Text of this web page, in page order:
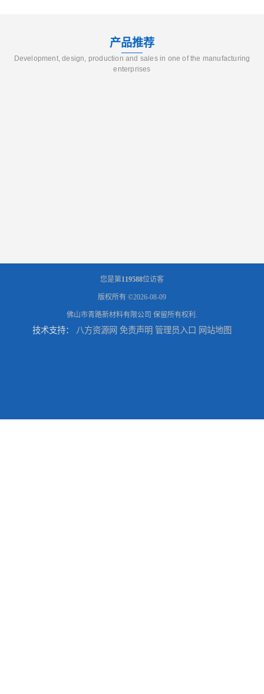
产品推荐
Development, design, production and sales in one of the manufacturing
enterprises
您是第119588位访客
版权所有 ©2026-08-09
佛山市青路新材料有限公司 保留所有权利.
技术支持： 八方资源网 免责声明 管理员入口 网站地图